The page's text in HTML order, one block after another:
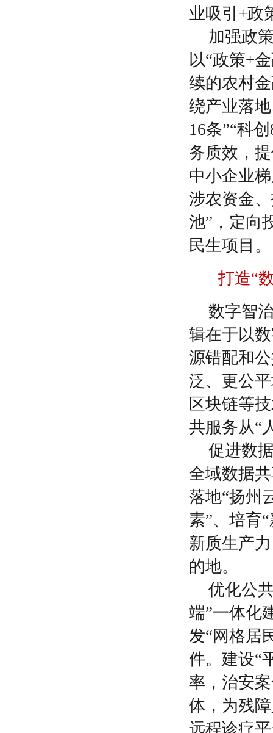
业吸引 +政
加强政
以“政策+
续的农村
绕产业落
16条”“科创
务质效，
中小企业
涉农资金
池” ，定向
民生项目。
打造“
数字智
辑在于以
源错配和
泛、更公
区块链等
共服务从“
促进数
全域数据
落地“扬州
素”、培育“
新质生产
的地。
优化公
端”一体化
发“网格居
件。建设“
率，治安
体，为残
远程诊疗